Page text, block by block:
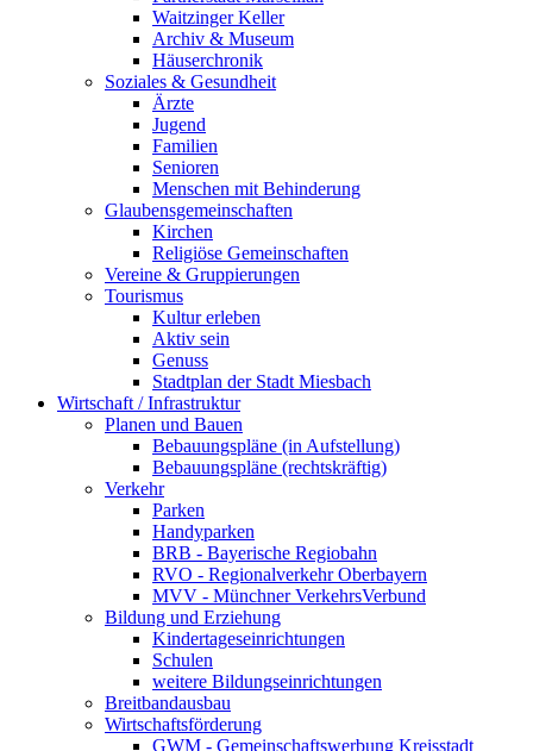
Waitzinger Keller
Archiv & Museum
Häuserchronik
Soziales & Gesundheit
Ärzte
Jugend
Familien
Senioren
Menschen mit Behinderung
Glaubensgemeinschaften
Kirchen
Religiöse Gemeinschaften
Vereine & Gruppierungen
Tourismus
Kultur erleben
Aktiv sein
Genuss
Stadtplan der Stadt Miesbach
Wirtschaft / Infrastruktur
Planen und Bauen
Bebauungspläne (in Aufstellung)
Bebauungspläne (rechtskräftig)
Verkehr
Parken
Handyparken
BRB - Bayerische Regiobahn
RVO - Regionalverkehr Oberbayern
MVV - Münchner VerkehrsVerbund
Bildung und Erziehung
Kindertageseinrichtungen
Schulen
weitere Bildungseinrichtungen
Breitbandausbau
Wirtschaftsförderung
GWM - Gemeinschaftswerbung Kreisstadt